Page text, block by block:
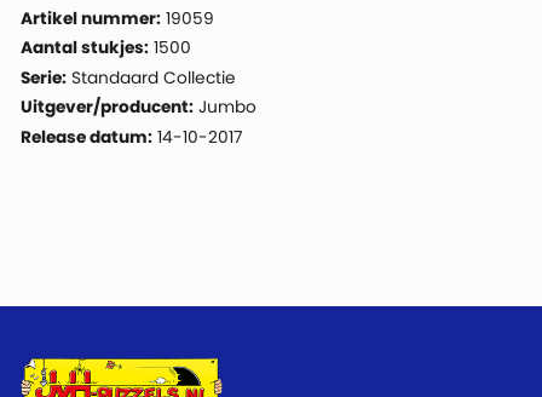
Artikel nummer: 19059
Aantal stukjes: 1500
Serie: Standaard Collectie
Uitgever/producent: Jumbo
Release datum: 14-10-2017